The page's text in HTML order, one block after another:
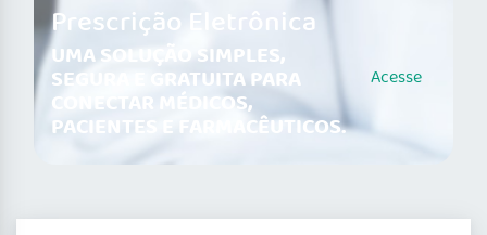
Prescrição Eletrônica
UMA SOLUÇÃO SIMPLES,
SEGURA E GRATUITA PARA
CONECTAR MÉDICOS,
PACIENTES E FARMACÊUTICOS.
Acesse